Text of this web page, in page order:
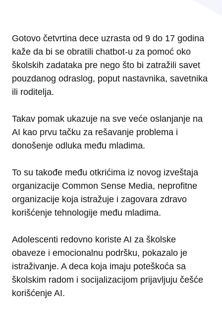
Gotovo četvrtina dece uzrasta od 9 do 17 godina
kaže da bi se obratili chatbot-u za pomoć oko
školskih zadataka pre nego što bi zatražili savet
pouzdanog odraslog, poput nastavnika, savetnika
ili roditelja.
Takav pomak ukazuje na sve veće oslanjanje na
AI kao prvu tačku za rešavanje problema i
donošenje odluka među mladima.
To su takođe među otkrićima iz novog izveštaja
organizacije Common Sense Media, neprofitne
organizacije koja istražuje i zagovara zdravo
korišćenje tehnologije među mladima.
Adolescenti redovno koriste AI za školske
obaveze i emocionalnu podršku, pokazalo je
istraživanje. A deca koja imaju poteškoća sa
školskim radom i socijalizacijom prijavljuju češće
korišćenje AI.